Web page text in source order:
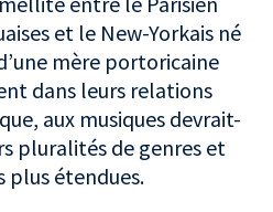
et le New-Yorkais né
mère portoricaine
dans leurs relations
aux musiques devrait-
pluralités de genres et
plus étendues.